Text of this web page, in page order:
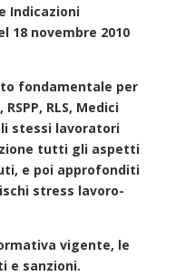
18 novembre 2010
fondamentale per
RLS, Medici
stessi lavoratori
tutti gli aspetti
e poi approfonditi
stress lavoro-
vigente, le
e sanzioni.